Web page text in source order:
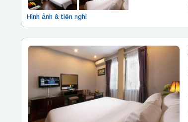
Hình ảnh & tiện nghi